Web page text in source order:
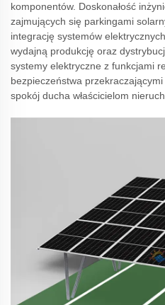
komponentów. Doskonałość
zajmujących się parkingami
integrację systemów
wydajną produkcję oraz
systemy elektryczne z funkcjami
bezpieczeństwa
spokój ducha właścicielom